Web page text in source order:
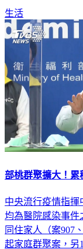
生活
部桃群聚擴大！
中央流行疫情指揮
均為醫院感染事件
同住家人（案907
起家庭群聚案，另